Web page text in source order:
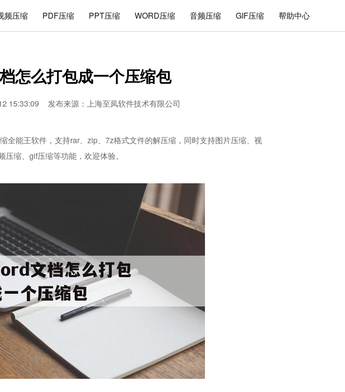
频压缩 PDF压缩 PPT压缩 WORD压缩 音频压缩 GIF压缩 帮助中心
怎么打包成一个压缩包
15:33:09 发布来源：上海至凤软件技术有限公司
全能王软件，支持rar、zip、7z格式文件的解压缩，同时支持图片压缩、视
缩、gif压缩等功能，欢迎体验。